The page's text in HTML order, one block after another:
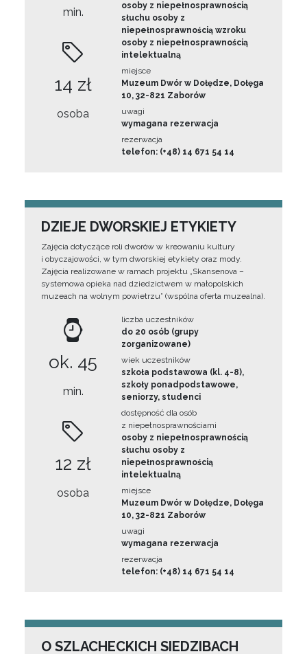
min.
14 zł
osoba
osoby z niepełnosprawnością
słuchu osoby z
niepełnosprawnością wzroku
osoby z niepełnosprawnością
intelektualną
miejsce
Muzeum Dwór w Dołędze, Dołęga
10, 32-821 Zaborów
uwagi
wymagana rezerwacja
rezerwacja
telefon: (+48) 14 671 54 14
DZIEJE DWORSKIEJ ETYKIETY
Zajęcia dotyczące roli dworów w kreowaniu kultury
i obyczajowości, w tym dworskiej etykiety oraz mody.
Zajęcia realizowane w ramach projektu „Skansenova –
systemowa opieka nad dziedzictwem w małopolskich
muzeach na wolnym powietrzu” (wspólna oferta muzealna).
ok. 45
min.
12 zł
osoba
liczba uczestników
do 20 osób (grupy
zorganizowane)
wiek uczestników
szkoła podstawowa (kl. 4-8),
szkoły ponadpodstawowe,
seniorzy, studenci
dostępność dla osób
z niepełnosprawnościami
osoby z niepełnosprawnością
słuchu osoby z
niepełnosprawnością
intelektualną
miejsce
Muzeum Dwór w Dołędze, Dołęga
10, 32-821 Zaborów
uwagi
wymagana rezerwacja
rezerwacja
telefon: (+48) 14 671 54 14
O SZLACHECKICH SIEDZIBACH